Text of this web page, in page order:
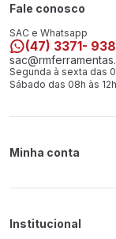
Fale conosco
SAC e Whatsapp
(47) 3371-
Segunda à sexta das
Sábado das 08h às 12h
Minha conta
Endereço de
Institucional